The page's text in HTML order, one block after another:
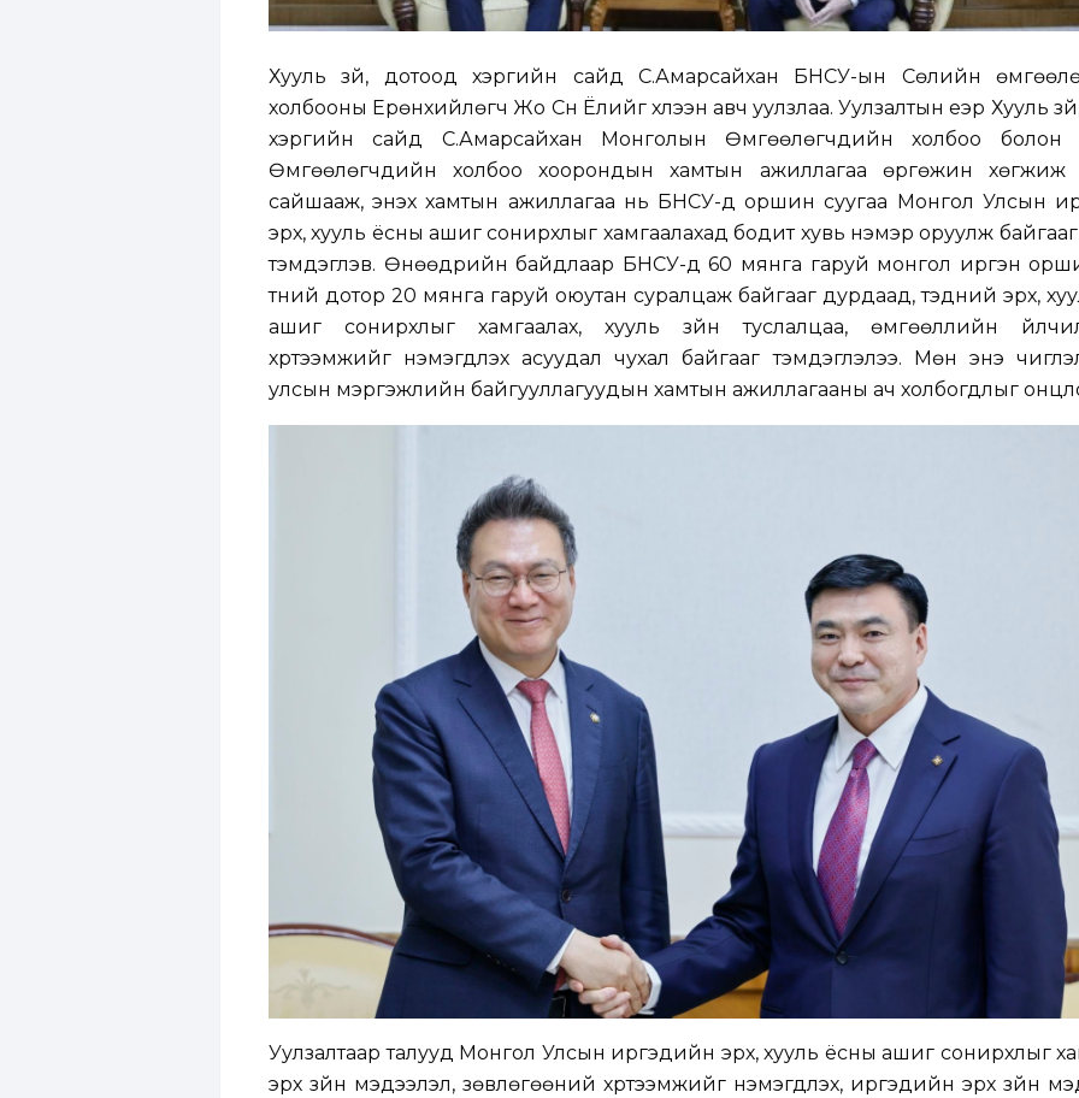
Хууль зүй, дотоод хэргийн сайд С.Амарсайхан БНСУ-ын Сөүлийн
холбооны Ерөнхийлөгч Жо Сүн Ёлийг хүлээн авч уулзлаа. Уулзалтын үеэр Хууль
хэргийн сайд С.Амарсайхан Монголын Өмгөөлөгчдийн холбоо болон
Өмгөөлөгчдийн холбоо хоорондын хамтын ажиллагаа өргөжин хөгжиж
сайшааж, энэхүү хамтын ажиллагаа нь БНСУ-д оршин суугаа Монгол Улсын
эрх, хууль ёсны ашиг сонирхлыг хамгаалахад бодит хувь нэмэр оруулж
тэмдэглэв. Өнөөдрийн байдлаар БНСУ-д 60 мянга гаруй монгол иргэн
түүний дотор 20 мянга гаруй оюутан суралцаж байгааг дурдаад, тэдний эрх,
ашиг сонирхлыг хамгаалах, хууль зүйн туслалцаа, өмгөөллийн
хүртээмжийг нэмэгдүүлэх асуудал чухал байгааг тэмдэглэлээ. Мөн энэ
улсын мэргэжлийн байгууллагуудын хамтын ажиллагааны ач холбогдлыг
Уулзалтаар талууд Монгол Улсын иргэдийн эрх, хууль ёсны ашиг сонирхлыг
эрх зүйн мэдээлэл, зөвлөгөөний хүртээмжийг нэмэгдүүлэх, иргэдийн эрх зүйн